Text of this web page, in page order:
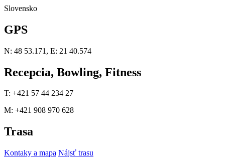
Slovensko
GPS
N: 48 53.171, E: 21 40.574
Recepcia, Bowling, Fitness
T: +421 57 44 234 27
M: +421 908 970 628
Trasa
Kontaky a mapa Nájsť trasu